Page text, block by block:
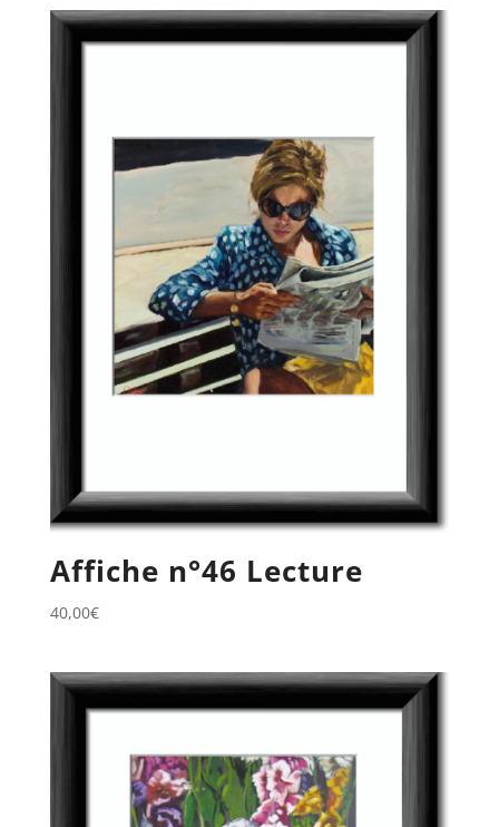
Affiche n°46 Lecture
40,00€